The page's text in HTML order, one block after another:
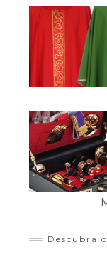
Descubra